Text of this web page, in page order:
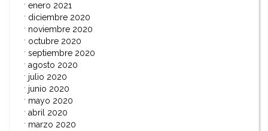
enero 2021
diciembre 2020
noviembre 2020
octubre 2020
septiembre 2020
agosto 2020
julio 2020
junio 2020
mayo 2020
abril 2020
marzo 2020